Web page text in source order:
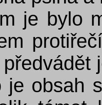
je bylo
je obsah